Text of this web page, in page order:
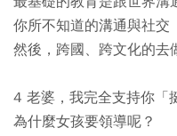
你所不知道的溝通與社交
然後，跨國、跨文化的去
4 老婆，我完全支持你「
為什麼女孩要領導呢？